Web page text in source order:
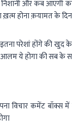
और कब आएगी
होना क़यामत के
परेशां होंगे की खुद
ये होगा की सब के
विचार कमेंट बॉक्स